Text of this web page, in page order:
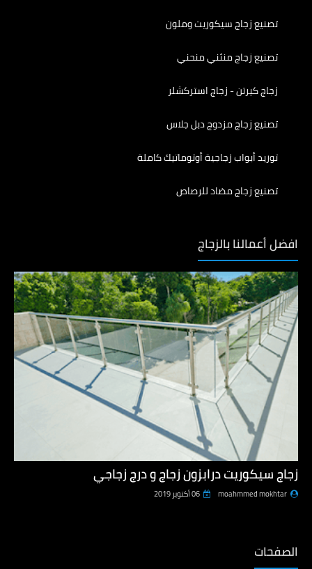
تصنيع زجاج سيكوريت وملون
تصنيع زجاج منثني منحني
زجاج كيرتن - زجاج استركشلر
تصنيع زجاج مزدوج دبل جلاس
توريد أبواب زجاجية أوتوماتيك كاملة
تصنيع زجاج مضاد للرصاص
افضل أعمالنا بالزجاج
زجاج سيكوريت درابزون زجاج و درج زجاجي
moahmmed mokhtar 06 أكتوبر 2019
الصفحات